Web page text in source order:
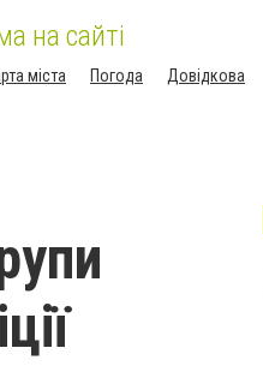
на сайті
міста Погода
Довідкова